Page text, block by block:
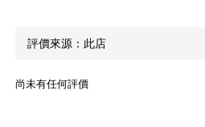
尚未有任何評價